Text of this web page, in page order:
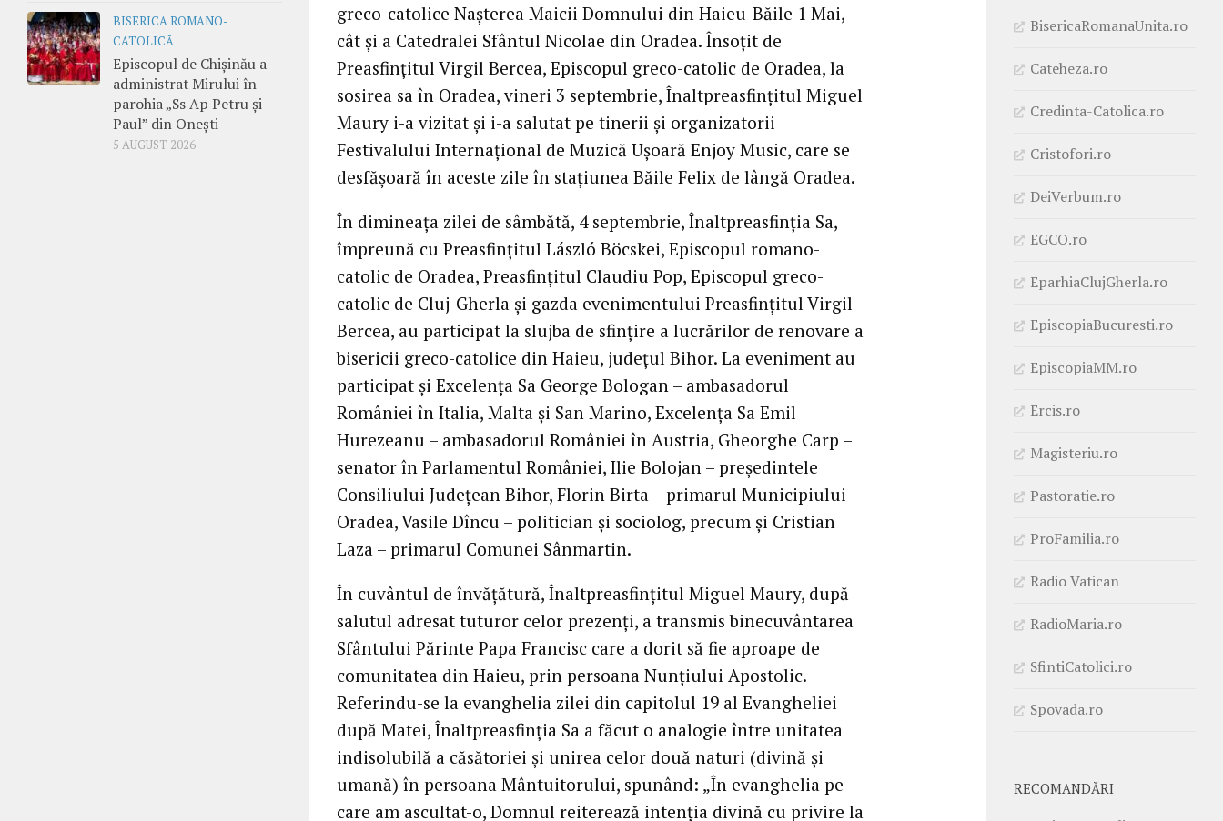
greco-catolice Nașterea Maicii Domnului din Haieu-Băile 1 Mai,
cât și a Catedralei Sfântul Nicolae din Oradea. Însoțit de
Preasfințitul Virgil Bercea, Episcopul greco-catolic de Oradea, la
sosirea sa în Oradea, vineri 3 septembrie, Înaltpreasfințitul Miguel
Maury i-a vizitat și i-a salutat pe tinerii și organizatorii
Festivalului Internațional de Muzică Ușoară Enjoy Music, care se
desfășoară în aceste zile în stațiunea Băile Felix de lângă Oradea.
În dimineața zilei de sâmbătă, 4 septembrie, Înaltpreasfinția Sa,
împreună cu Preasfințitul László Böcskei, Episcopul romano-
catolic de Oradea, Preasfințitul Claudiu Pop, Episcopul greco-
catolic de Cluj-Gherla și gazda evenimentului Preasfințitul Virgil
Bercea, au participat la slujba de sfințire a lucrărilor de renovare a
bisericii greco-catolice din Haieu, județul Bihor. La eveniment au
participat și Excelența Sa George Bologan – ambasadorul
României în Italia, Malta și San Marino, Excelența Sa Emil
Hurezeanu – ambasadorul României în Austria, Gheorghe Carp –
senator în Parlamentul României, Ilie Bolojan – președintele
Consiliului Județean Bihor, Florin Birta – primarul Municipiului
Oradea, Vasile Dîncu – politician și sociolog, precum și Cristian
Laza – primarul Comunei Sânmartin.
În cuvântul de învățătură, Înaltpreasfințitul Miguel Maury, după
salutul adresat tuturor celor prezenți, a transmis binecuvântarea
Sfântului Părinte Papa Francisc care a dorit să fie aproape de
comunitatea din Haieu, prin persoana Nunțiului Apostolic.
Referindu-se la evanghelia zilei din capitolul 19 al Evangheliei
după Matei, Înaltpreasfinția Sa a făcut o analogie între unitatea
indisolubilă a căsătoriei și unirea celor două naturi (divină și
umană) în persoana Mântuitorului, spunând: „În evanghelia pe
care am ascultat-o, Domnul reiterează intenția divină cu privire la
BISERICA ROMANO-
CATOLICĂ
Episcopul de Chișinău a
administrat Mirului în
parohia „Ss Ap Petru și
Paul” din Onești
5 AUGUST 2026
BisericaRomanaUnita.ro
Cateheza.ro
Credinta-Catolica.ro
Cristofori.ro
DeiVerbum.ro
EGCO.ro
EparhiaClujGherla.ro
EpiscopiaBucuresti.ro
EpiscopiaMM.ro
Ercis.ro
Magisteriu.ro
Pastoratie.ro
ProFamilia.ro
Radio Vatican
RadioMaria.ro
SfintiCatolici.ro
Spovada.ro
RECOMANDĂRI